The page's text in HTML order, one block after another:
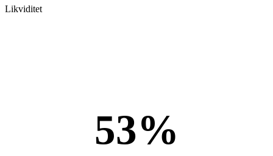
Likviditet
53%